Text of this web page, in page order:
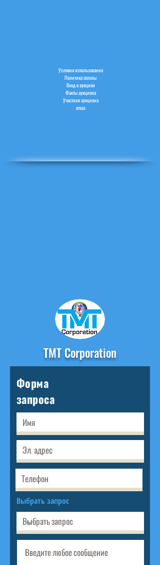
Условия использования
Политика оплаты
Вход в аукцион
Факты аукциона
Участник аукциона
отказ
TMT Corporation
Форма
запроса
Выбрать запрос